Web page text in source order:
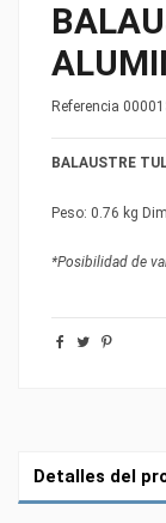
Referencia
BALAUSTRE
Peso: 0.76 kg
*Posibilidad de
Detalles del